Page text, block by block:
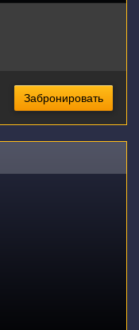
Забронировать